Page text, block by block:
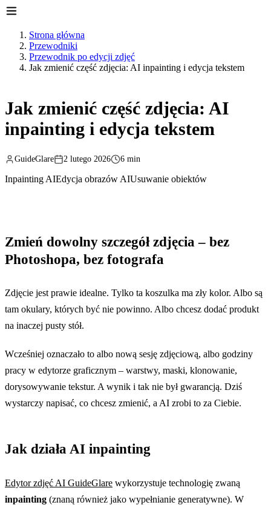
Strona główna
Przewodniki
Przewodnik po edycji zdjęć
Jak zmienić część zdjęcia: AI inpainting i edycja tekstem
Jak zmienić część zdjęcia: AI
inpainting i edycja tekstem
GuideGlare 2 lutego 2026 6 min
Inpainting AIEdycja obrazów AIUsuwanie obiektów
Zmień dowolny szczegół zdjęcia – bez
Photoshopa, bez fotografa
Zdjęcie jest prawie idealne. Tylko ta koszulka ma zły kolor. Albo są
tam okulary, których być nie powinno. Albo chcesz dodać produkt
na inaczej pusty stół.
Wcześniej oznaczało to albo nową sesję zdjęciową, albo godziny
pracy w edytorze graficznym – warstwy, maski, klonowanie,
dorysowywanie tekstur. A wynik i tak nie był gwarancją. Dziś
wystarczy napisać, co chcesz zmienić, a AI zrobi to za Ciebie.
Jak działa AI inpainting
Edytor zdjęć AI GuideGlare wykorzystuje technologię zwaną
inpainting (znaną również jako wypełnianie generatywne). W